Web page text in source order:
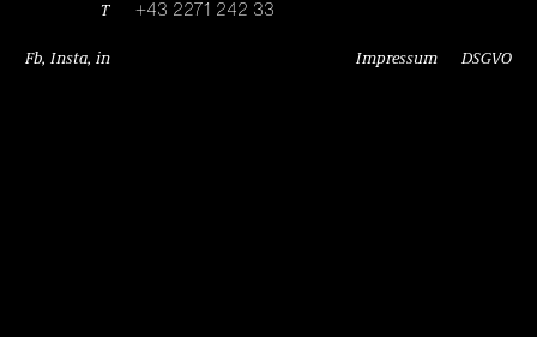
T
+43 2271 242 33
Fb, Insta, in Impressum DSGVO